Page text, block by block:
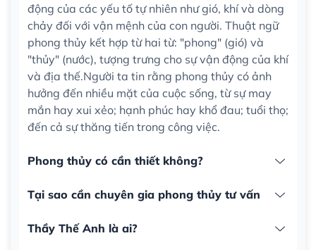
động của các yếu tố tự nhiên như gió, khí và dòng
chảy đối với vận mệnh của con người. Thuật ngữ
phong thủy kết hợp từ hai từ: "phong" (gió) và
"thủy" (nước), tượng trưng cho sự vận động của khí
và địa thế.Người ta tin rằng phong thủy có ảnh
hưởng đến nhiều mặt của cuộc sống, từ sự may
mắn hay xui xẻo; hạnh phúc hay khổ đau; tuổi thọ;
đến cả sự thăng tiến trong công việc.
Phong thủy có cần thiết không?
Tại sao cần chuyên gia phong thủy tư vấn
Thầy Thế Anh là ai?